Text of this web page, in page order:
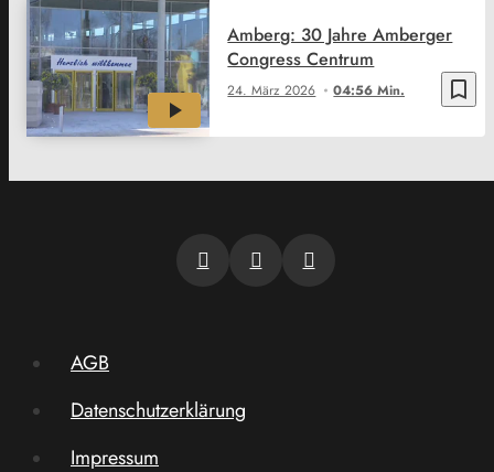
bookmark_border
24. März 2026 04:56 Min.
Amberg: 30 Jahre Amberger
Congress Centrum
AGB
Datenschutzerklärung
Impressum